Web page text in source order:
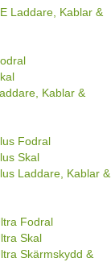
Laddare, Kablar &
Kablar &
Fodral
Skal
Laddare, Kablar &
Fodral
Skal
Skärmskydd &